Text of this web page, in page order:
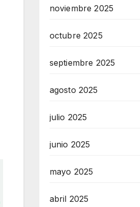
noviembre 2025
octubre 2025
septiembre 2025
agosto 2025
julio 2025
junio 2025
mayo 2025
abril 2025